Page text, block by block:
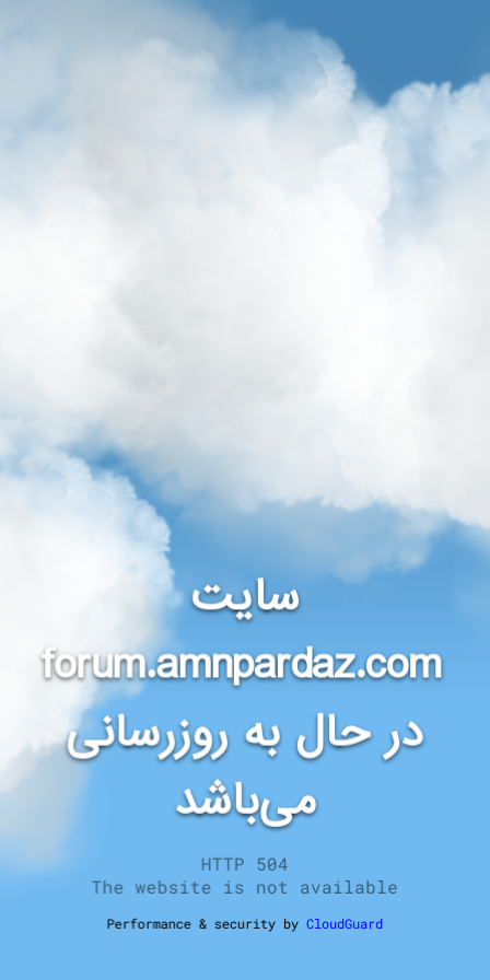
سایت
forum.amnpardaz.com
در حال به روزرسانی
می‌باشد
HTTP 504
The website is not available
Performance & security byCloudGuard